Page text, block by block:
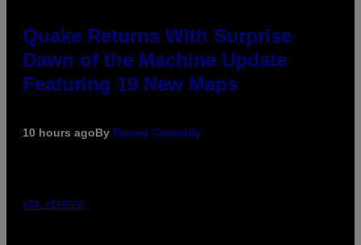
Quake Returns With Surprise
Dawn of the Machine Update
Featuring 19 New Maps
10 hours agoBy Denny Connolly
VIA HISENSE